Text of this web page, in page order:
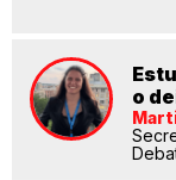
o